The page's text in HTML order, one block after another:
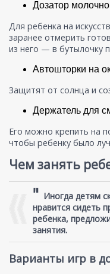
Дозатор
Для ребенка на
заранее отмерить
из него — в бутылочку
Автошторки на
Защитят от солнца и
Держатель для
Его можно крепить на
чтобы ребенку было
Чем занять
" Иногда детям
нравится сидеть
ребенка,
занятия.
Варианты игр в